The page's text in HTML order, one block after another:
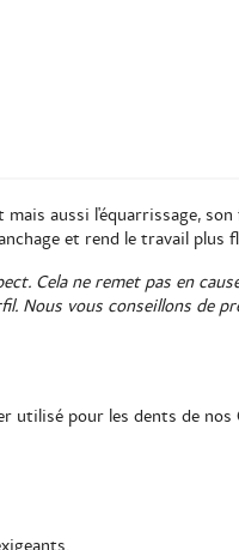
aussi l'équarrissage,
et rend le travail plus
Cela ne remet pas en
Nous vous conseillons de
utilisé pour les dents de nos